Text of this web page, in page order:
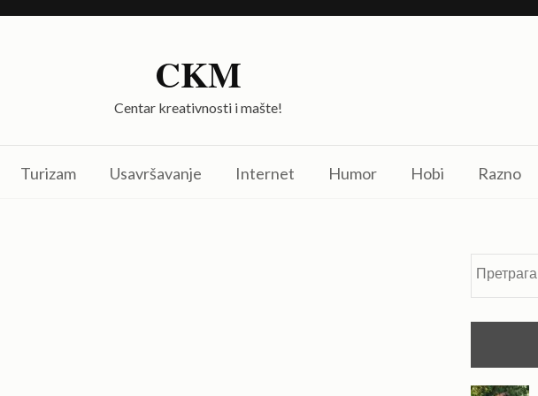
CKM
Centar kreativnosti i mašte!
Turizam Usavršavanje Internet Humor Hobi Razno